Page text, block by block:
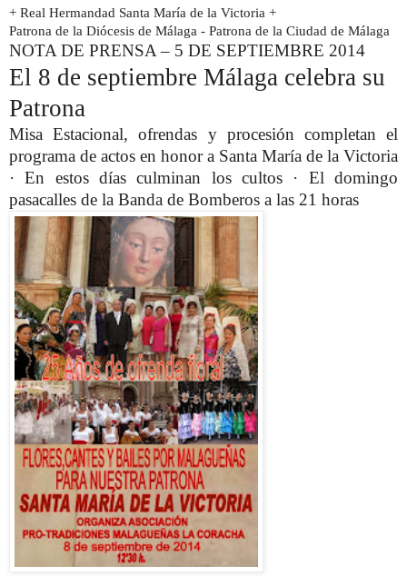
+ Real Hermandad Santa María de la Victoria +
Patrona de la Diócesis de Málaga - Patrona de la Ciudad de Málaga
NOTA DE PRENSA– 5 DE SEPTIEMBRE 2014
El 8 de septiembre Málaga celebra su
Patrona
Misa Estacional, ofrendas y procesión completan el
programa de actos en honor a Santa María de la Victoria
· En estos días culminan los cultos · El domingo
pasacalles de la Banda de Bomberos a las 21 horas